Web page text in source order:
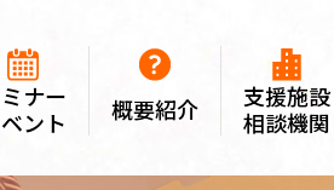
ナー
ント
概要紹介
支援施設
相談機関